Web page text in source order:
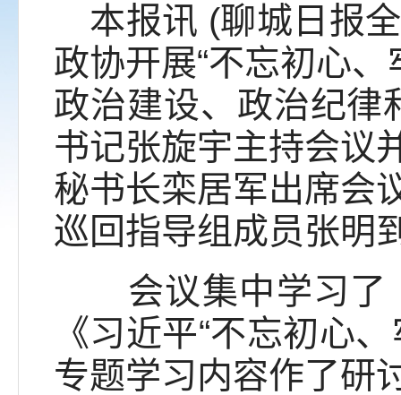
本报讯 (聊城日报
政协开展“不忘初心
政治建设、政治纪律
书记张旋宇主持会议
秘书长栾居军出席会
巡回指导组成员张明
会议集中学习了《
《习近平“不忘初心
专题学习内容作了研